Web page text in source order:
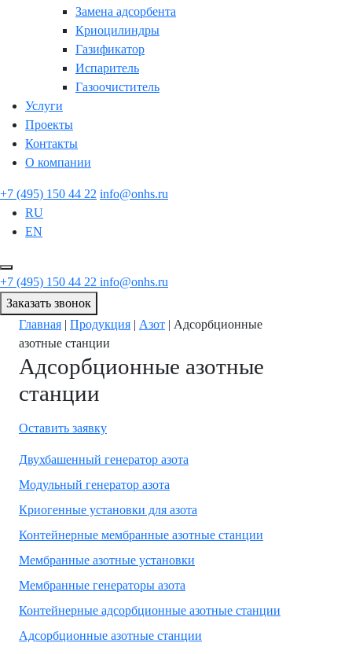
Замена адсорбента
Криоцилиндры
Газификатор
Испаритель
Газоочиститель
Услуги
Проекты
Контакты
О компании
+7 (495) 150 44 22 info@onhs.ru
RU
EN
+7 (495) 150 44 22 info@onhs.ru
Заказать звонок
Главная | Продукция | Азот | Адсорбционные
азотные станции
Адсорбционные азотные
станции
Оставить заявку
Двухбашенный генератор азота
Модульный генератор азота
Криогенные установки для азота
Контейнерные мембранные азотные станции
Мембранные азотные установки
Мембранные генераторы азота
Контейнерные адсорбционные азотные станции
Адсорбционные азотные станции